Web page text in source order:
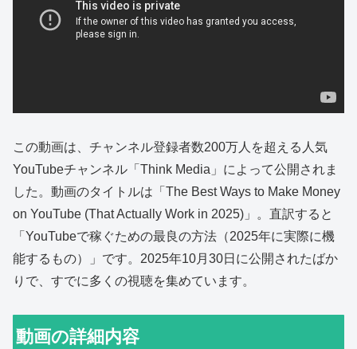
この動画は、チャンネル登録者数200万人を超える人気
YouTubeチャンネル「Think Media」によって公開されま
した。動画のタイトルは「The Best Ways to Make Money
on YouTube (That Actually Work in 2025)」。直訳すると
「YouTubeで稼ぐための最良の方法（2025年に実際に機
能するもの）」です。2025年10月30日に公開されたばか
りで、すでに多くの視聴を集めています。
動画の詳細内容